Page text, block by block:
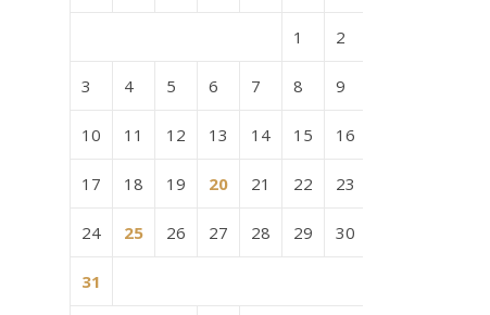
1 2
3 4 5 6 7 8 9
10 11 12 13 14 15 16
17 18 19 20 21 22 23
24 25 26 27 28 29 30
31